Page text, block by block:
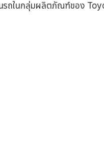
นรถในกลุ่มผลิตภัณฑ์ของ